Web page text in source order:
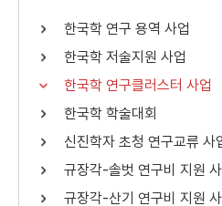
검색 연산자
연산자
AND
OR
한국학 연구 용역 사업
한국학 저술지원 사업
한국학 연구클러스터 사업
한국학 학술대회
신진학자 초청 연구교류 사
규장각-솔벗 연구비 지원
규장각-산기 연구비 지원